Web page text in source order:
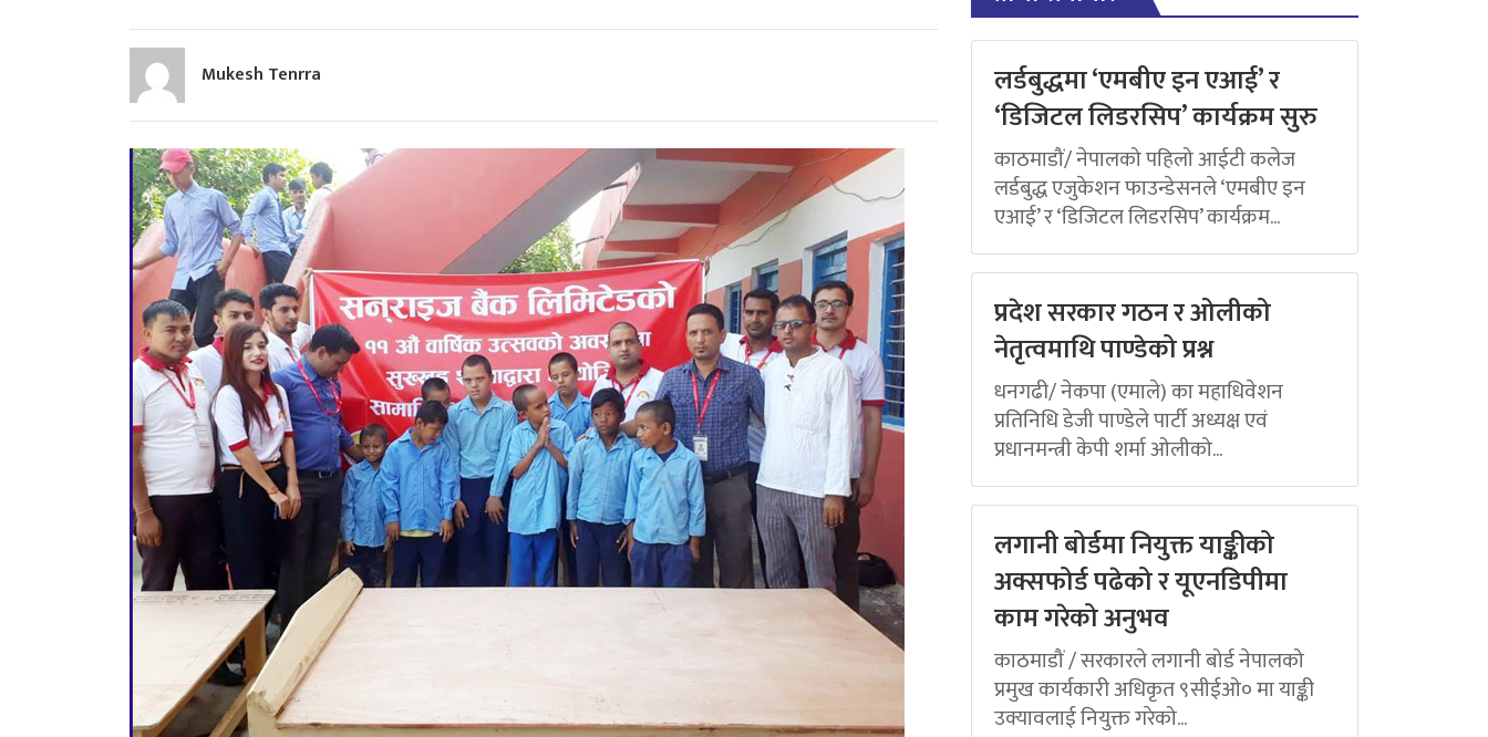
Mukesh Tenrra
लर्डबुद्धमा ‘एमबीए इन एआई’ र
‘डिजिटल लिडरसिप’ कार्यक्रम सुरु
काठमाडौं/ नेपालको पहिलो आईटी कलेज
लर्डबुद्ध एजुकेशन फाउन्डेसनले ‘एमबीए इन
एआई’ र ‘डिजिटल लिडरसिप’ कार्यक्रम...
प्रदेश सरकार गठन र ओलीको
नेतृत्वमाथि पाण्डेको प्रश्न
धनगढी/ नेकपा (एमाले) का महाधिवेशन
प्रतिनिधि डेजी पाण्डेले पार्टी अध्यक्ष एवं
प्रधानमन्त्री केपी शर्मा ओलीको...
लगानी बोर्डमा नियुक्त याङ्कीको
अक्सफोर्ड पढेको र यूएनडिपीमा
काम गरेको अनुभव
काठमाडौं / सरकारले लगानी बोर्ड नेपालको
प्रमुख कार्यकारी अधिकृत ९सीईओ० मा याङ्की
उक्यावलाई नियुक्त गरेको...